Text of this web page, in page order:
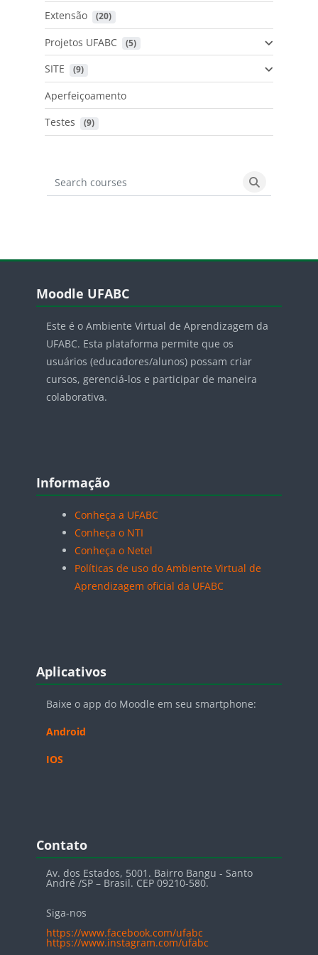
Extensão (20)
Projetos UFABC (5)
SITE (9)
Aperfeiçoamento
Testes
(9)
Search courses
Search
Blocos
Moodle UFABC
Este é o Ambiente Virtual de Aprendizagem da
UFABC. Esta plataforma permite que os
usuários (educadores/alunos) possam criar
cursos, gerenciá-los e participar de maneira
colaborativa.
Blocos
Informação
Conheça a UFABC
Conheça o NTI
Conheça o Netel
Políticas de uso do Ambiente Virtual de
Aprendizagem oficial da UFABC
Blocos
Aplicativos
Baixe o app do Moodle em seu smartphone:
Android
IOS
Blocos
Contato
Av. dos Estados, 5001. Bairro Bangu - Santo
André /SP – Brasil. CEP 09210-580.
Siga-nos
https://www.facebook.com/ufabc
https://www.instagram.com/ufabc